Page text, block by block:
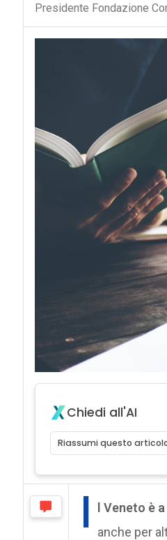
Presidente Fondazione
Chiedi all'AI
Riassumi questo
I l Veneto è
anche per